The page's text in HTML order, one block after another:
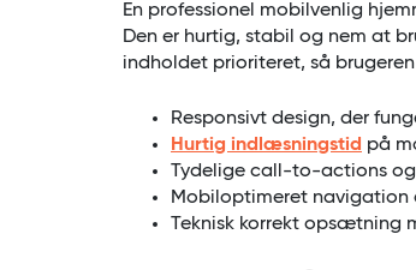
En professionel mobilvenlig
Den er hurtig, stabil og nem at
indholdet prioriteret, så
Responsivt design, der
Hurtig indlæsningstid på
Tydelige call-to-actions
Mobiloptimeret navigation
Teknisk korrekt opsætning